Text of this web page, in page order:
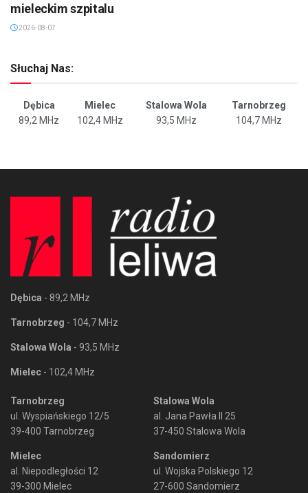
mieleckim szpitalu
2026-08-07
Słuchaj Nas:
Dębica Mielec Stalowa Wola
Tarnobrzeg
89,2 MHz
102,4 MHz 93,5 MHz 104,7 MHz
Dębica - 89,2 MHz
Tarnobrzeg - 104,7 MHz
Stalowa Wola - 93,5 MHz
Mielec - 102,4 MHz
Tarnobrzeg
ul. Wyspiańskiego 12/5
39-400 Tarnobrzeg
Mielec
al. Niepodległości 12
39-300 Mielec
Stalowa Wola
al. Jana Pawła II 25
37-450 Stalowa Wola
Sandomierz
ul. Wojska Polskiego 12
27-600 Sandomierz